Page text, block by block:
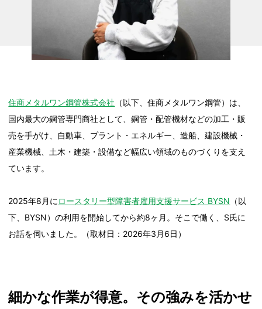
住商メタルワン鋼管株式会社 （以下、住商メタルワン鋼管）は、
国内最大の鋼管専門商社として、鋼管・配管機材などの加工・販
売を手がけ、自動車、プラント・エネルギー、造船、建設機械・
産業機械、土木・建築・設備など幅広い領域のものづくりを支え
ています。
2025年8月に ロースタリー型障害者雇用支援サービス BYSN （以
下、BYSN）の利用を開始してから約8ヶ月。そこで働く、S氏に
お話を伺いました。（取材日：2026年3月6日）
細かな作業が得意。その強みを活かせ